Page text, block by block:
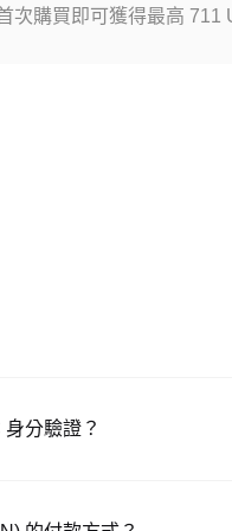
次購買即可獲得最高 711
分驗證？